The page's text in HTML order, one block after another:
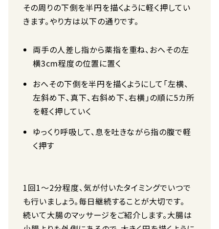
その周りの下側を半円を描くように軽く押してい
きます。やり方は以下の通りです。
両手の人差し指から薬指を重ね、おへその左
横3cm程度の位置に置く
おへその下側を半円を描くようにして「左横、
左斜め下、真下、右斜め下、右横」の順に5カ所
を軽く押していく
ゆっくり呼吸して、息を吐きながら指の腹で軽
く押す
1回1～2分程度、気が付いたタイミングでいつで
も行いましょう。毎日継続することが大切です。
続いて大腸のマッサージをご紹介します。大腸は